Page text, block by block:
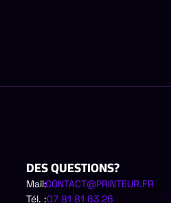
DES QUESTIONS?
Mail:CONTACT@PRINTEUR.FR
Tél. :07 81 81 63 26